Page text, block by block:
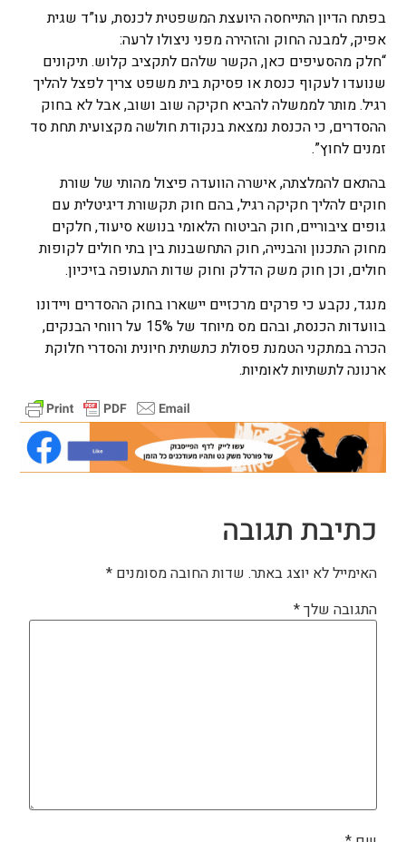
בפתח הדיון התייחסה היועצת המשפטית לכנסת, עו”ד שגית
אפיק, למבנה החוק והזהירה מפני ניצולו לרעה:
“חלק מהסעיפים כאן, הקשר שלהם לתקציב קלוש. תיקונים
שנועדו לעקוף כנסת או פסיקת בית משפט צריך לפצל להליך
רגיל. מותר לממשלה להביא חקיקה שוב ושוב, אבל לא בחוק
ההסדרים, כי הכנסת נמצאת בנקודת חולשה מקצועית תחת סד
זמנים לחוץ”.
בהתאם להמלצתה, אישרה הוועדה פיצול מהותי של שורת
חוקים להליך חקיקה רגיל, בהם חוק תקשורת דיגיטלית עם
גופים ציבוריים, חוק הביטוח הלאומי בנושא סיעוד, חלקים
מחוק התכנון והבנייה, חוק התחשבנות בין בתי חולים לקופות
חולים, וכן חוק משק הדלק וחוק שדות התעופה בזיכיון.
מנגד, נקבע כי פרקים מרכזיים יישארו בחוק ההסדרים ויידונו
בוועדות הכנסת, ובהם מס מיוחד של 15% על רווחי הבנקים,
הכרה במתקני הטמנת פסולת כתשתית חיונית והסדרי חלוקת
ארנונה לתשתיות לאומיות.
כתיבת תגובה
האימייל לא יוצג באתר. שדות החובה מסומנים *
התגובה שלך*